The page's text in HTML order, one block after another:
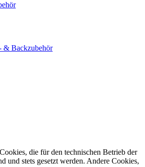
& Backzubehör
die für den technischen Betrieb der
und stets gesetzt werden. Andere Cookies,